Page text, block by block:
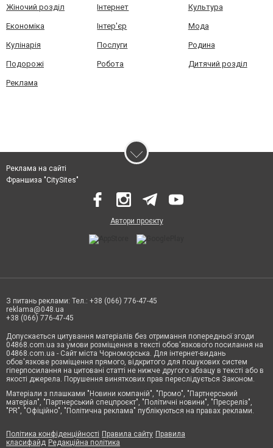
Жіночий розділ Інтернет Культура
Економіка Інтер'єр Мода
Кулінарія Послуги Родина
Подорожі Робота Дитячий розділ
Реклама
Реклама на сайті
Франшиза "CitySites"
Автори проєкту
З питань реклами: Тел.: +38 (066) 776-47-45
reklama@048.ua
+38 (066) 776-47-45
Допускається цитування матеріалів без отримання попередньої згоди
04868.com.ua за умови розміщення в тексті обов'язкового посилання на
04868.com.ua - Сайт міста Чорноморська. Для інтернет-видань
обов'язкове розміщення прямого, відкритого для пошукових систем
гіперпосилання на цитовані статті не нижче другого абзацу в тексті або в
якості джерела. Порушення виняткових прав переслідується Законом.
Матеріали з плашками "Новини компаній", "Промо", "Партнерський
матеріал", "Партнерський спецпроєкт", "Політичні новини", "Пресреліз",
"PR", "Офіційно", "Політична реклама" публікуються на правах реклами.
Політика конфіденційності Правила сайту Правила
класифайд Редакційна політика